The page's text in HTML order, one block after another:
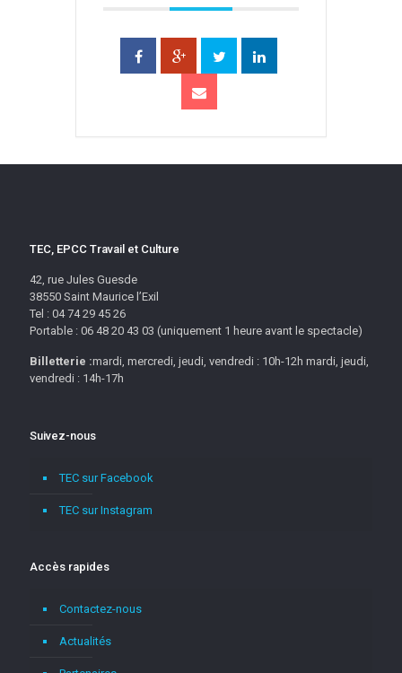
TEC, EPCC Travail et Culture
42, rue Jules Guesde
38550 Saint Maurice l’Exil
Tel : 04 74 29 45 26
Portable : 06 48 20 43 03 (uniquement 1 heure avant le spectacle)
Billetterie :mardi, mercredi, jeudi, vendredi : 10h-12h mardi, jeudi,
vendredi : 14h-17h
Suivez-nous
TEC sur Facebook
TEC sur Instagram
Accès rapides
Contactez-nous
Actualités